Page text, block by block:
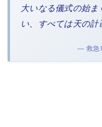
大いなる儀式の始
い、すべては天の計
— 救急